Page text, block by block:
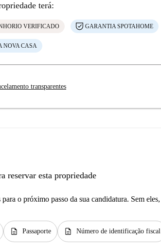
terá:
VERIFICADO GARANTIA SPOTAHOME
NOVA CASA
transparentes
reservar esta propriedade
o próximo passo da sua candidatura. Sem
description Passaporte description Número de identificação fiscal